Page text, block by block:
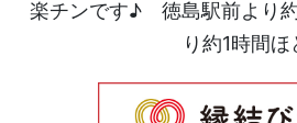
楽チンです♪ 徳島駅前より
り約1時間ほ